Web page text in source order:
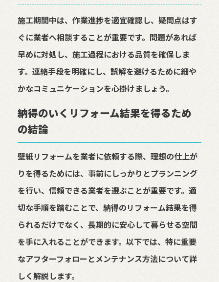
施工期間中は、作業進捗を適宜確認し、疑問点はす
ぐに業者へ相談することが重要です。問題があれば
早めに対処し、施工過程における品質を確保しま
す。連絡手段を明確にし、誤解を避けるために細や
かなコミュニケーションを心掛けましょう。
納得のいくリフォーム結果を得るため
の結論
壁紙リフォームを業者に依頼する際、理想の仕上が
りを得るためには、事前にしっかりとプランニング
を行い、信頼できる業者を選ぶことが重要です。適
切な手順を踏むことで、納得のリフォーム結果を得
られるだけでなく、長期的に安心して暮らせる空間
を手に入れることができます。以下では、特に重要
なアフターフォローとメンテナンス方法について詳
しく解説します。